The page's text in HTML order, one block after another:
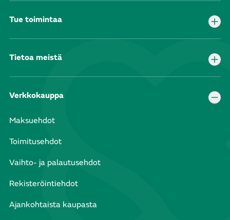
Tue toimintaa
Tietoa meistä
Verkkokauppa
Maksuehdot
Toimitusehdot
Vaihto- ja palautusehdot
Rekisteröintiehdot
Ajankohtaista kaupasta